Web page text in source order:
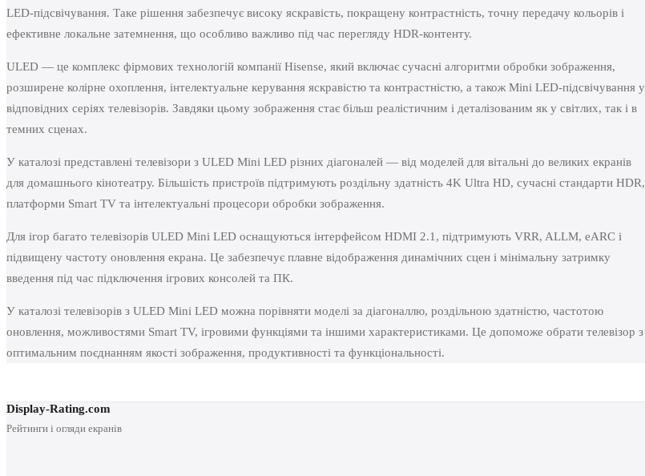
LED-підсвічування. Таке рішення забезпечує високу яскравість, покращену контрастність, точну передачу кольорів і
ефективне локальне затемнення, що особливо важливо під час перегляду HDR-контенту.
ULED — це комплекс фірмових технологій компанії Hisense, який включає сучасні алгоритми обробки зображення,
розширене колірне охоплення, інтелектуальне керування яскравістю та контрастністю, а також Mini LED-підсвічування у
відповідних серіях телевізорів. Завдяки цьому зображення стає більш реалістичним і деталізованим як у світлих, так і в
темних сценах.
У каталозі представлені телевізори з ULED Mini LED різних діагоналей — від моделей для вітальні до великих екранів
для домашнього кінотеатру. Більшість пристроїв підтримують роздільну здатність 4K Ultra HD, сучасні стандарти HDR,
платформи Smart TV та інтелектуальні процесори обробки зображення.
Для ігор багато телевізорів ULED Mini LED оснащуються інтерфейсом HDMI 2.1, підтримують VRR, ALLM, eARC і
підвищену частоту оновлення екрана. Це забезпечує плавне відображення динамічних сцен і мінімальну затримку
введення під час підключення ігрових консолей та ПК.
У каталозі телевізорів з ULED Mini LED можна порівняти моделі за діагоналлю, роздільною здатністю, частотою
оновлення, можливостями Smart TV, ігровими функціями та іншими характеристиками. Це допоможе обрати телевізор з
оптимальним поєднанням якості зображення, продуктивності та функціональності.
Display-Rating.com
Рейтинги і огляди екранів